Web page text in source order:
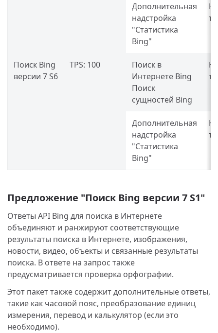
Дополнительная
надстройка
"Статистика
Bing"
Поиск Bing
версии 7 S6
TPS: 100
Поиск в
Интернете Bing
Поиск
сущностей Bing
Дополнительная
надстройка
"Статистика
Bing"
Предложение "Поиск Bing версии 7 S1"
Ответы API Bing для поиска в Интернете
объединяют и ранжируют соответствующие
результаты поиска в Интернете, изображения,
новости, видео, объекты и связанные результаты
поиска. В ответе на запрос также
предусматривается проверка орфографии.
Этот пакет также содержит дополнительные ответы,
такие как часовой пояс, преобразование единиц
измерения, перевод и калькулятор (если это
необходимо).